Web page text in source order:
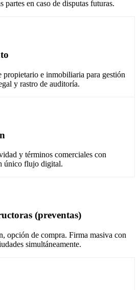
partes en caso de disputas futuras.
propietario e inmobiliaria para gestión
y rastro de auditoría.
y términos comerciales con
único flujo digital.
(preventas)
opción de compra. Firma masiva con
simultáneamente.